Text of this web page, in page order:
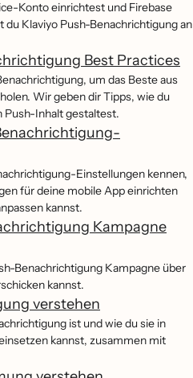
Konto einrichtest und Firebase
Klaviyo Push-Benachrichtigung an
Best Practices
um das Beste aus
Wir geben dir Tipps, wie du
Push-Inhalt gestaltest.
Einstellungen kennen,
für deine mobile App einrichten
kannst.
Kampagne
Benachrichtigung Kampagne über
kannst.
verstehen
ist und wie du sie in
kannst, zusammen mit